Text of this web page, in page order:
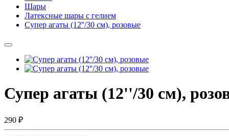
Шары
Латексные шары с гелием
Супер агаты (12''/30 см), розовые
Супер агаты (12''/30 см),
290 ₽